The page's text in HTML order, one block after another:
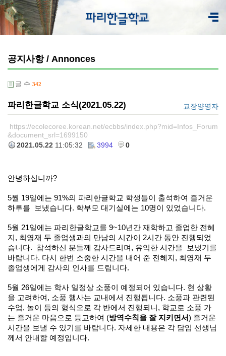
공지사항 / Annonces
글 수 342
파리한글학교 소식(2021.05.22) 교장양영자
https://ecolecoree.korean.net/ecbbs/index.php?mid=Infos_Forum
&document_srl=1699150
2021.05.22 11:05:32 3994 0
안녕하십니까?
5월 19일에는 91%의 파리한글학교 학생들이 출석하여 즐거운
하루를 보냈습니다. 학부모 대기실에는 10명이 있었습니다.
5월 21일에는 파리한글학교를 9~10년간 재학하고 졸업한 전혜
지, 최영재 두 졸업생과의 만남의 시간이 2시간 동안 진행되었
습니다. 참석하신 분들께 감사드리며, 유익한 시간을 보냈기를
바랍니다. 다시 한번 소중한 시간을 내어 준 전혜지, 최영재 두
졸업생에게 감사의 인사를 드립니다.
5월 26일에는 학사 일정상 소풍이 예정되어 있습니다. 현 상황
을 고려하여, 소풍 행사는 교내에서 진행됩니다. 소풍과 관련된
수업, 놀이 등의 형식으로 각 반에서 진행되니, 학교로 소풍 가
는 즐거운 마음으로 등교하여 (방역수칙을 잘 지키면서) 즐거운
시간을 보낼 수 있기를 바랍니다. 자세한 내용은 각 담임 선생님
께서 안내할 예정입니다.